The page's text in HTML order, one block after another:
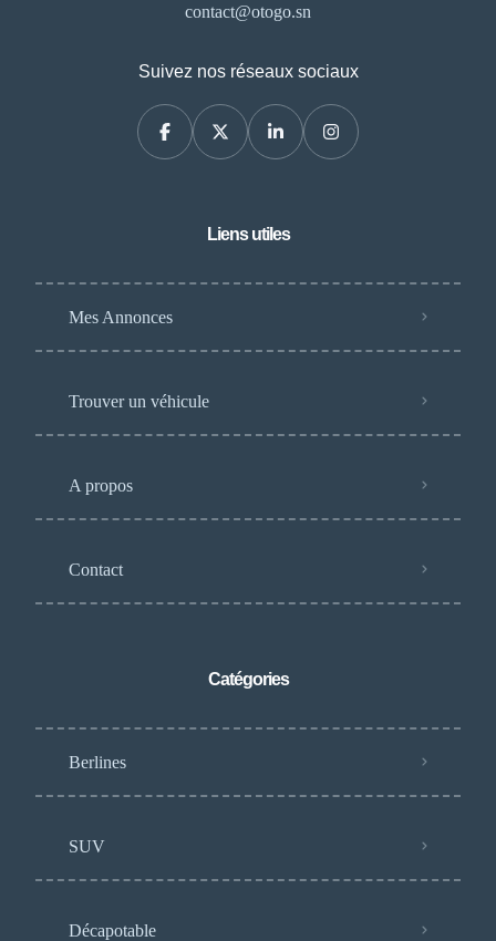
contact@otogo.sn
Suivez nos réseaux sociaux
Liens utiles
Mes Annonces
Trouver un véhicule
A propos
Contact
Catégories
Berlines
SUV
Décapotable